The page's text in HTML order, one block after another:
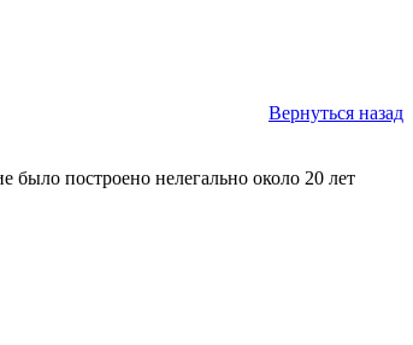
Вернуться назад
построено нелегально около 20 лет